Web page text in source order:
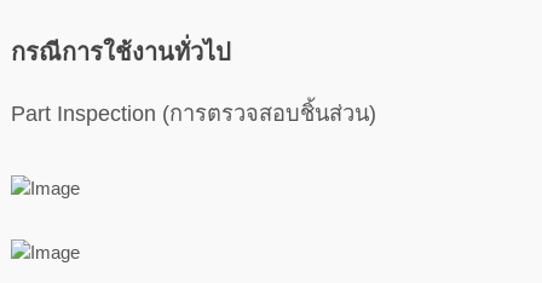
กรณีการใช้งานทั่วไป
Part Inspection (การตรวจสอบชิ้นส่วน)